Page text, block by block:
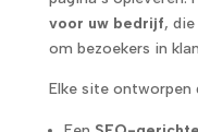
voor uw bedrijf,
om bezoekers in
Elke site ontworpen